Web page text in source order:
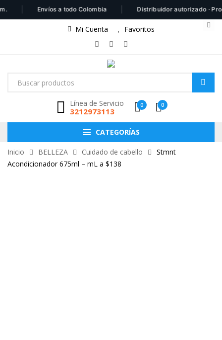
Envíos a todo Colombia Distribuidor autorizado ·
Mi Cuenta Favoritos
Línea de Servicio
3212973113
0 0
CATEGORÍAS
Inicio BELLEZA Cuidado de cabello
Stmnt
Acondicionador 675ml – mL a $138